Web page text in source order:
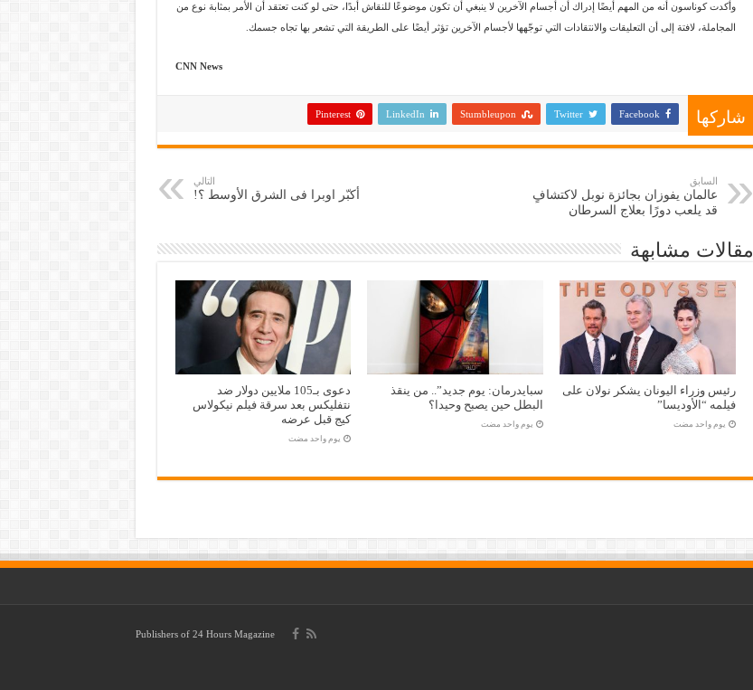
وأكدت كوناسون أنه من المهم أيضًا إدراك أن أجسام الآخرين لا ينبغي أن تكون موضوعًا للنقاش أبدًا، حتى لو كنت تعتقد أن الأمر بمثابة نوع من
المجاملة، لافتة إلى أن التعليقات والانتقادات التي توجّهها لأجسام الآخرين تؤثر أيضًا على الطريقة التي تشعر بها تجاه جسمك.
CNN News
شاركها Facebook
Twitter
Stumbleupon
LinkedIn
Pinterest
السابق
عالمان يفوزان بجائزة نوبل لاكتشافٍ
قد يلعب دورًا بعلاج السرطان
التالي
أكبّر اوبرا فى الشرق الأوسط ؟!
مقالات مشابهة
رئيس وزراء اليونان يشكر نولان على
فيلمه “الأوديسا”
‏يوم واحد مضت
سبايدرمان: يوم جديد”.. من ينقذ
البطل حين يصبح وحيدا؟
‏يوم واحد مضت
دعوى بـ105 ملايين دولار ضد
نتفليكس بعد سرقة فيلم نيكولاس
كيج قبل عرضه
‏يوم واحد مضت
Publishers of 24 Hours Magazine